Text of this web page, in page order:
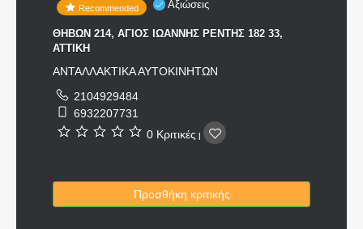
Recommended Αξιώσεις
ΘΗΒΩΝ 214, ΑΓΙΟΣ ΙΩΑΝΝΗΣ ΡΕΝΤΗΣ 182 33,
ΑΤΤΙΚΗ
ΑΝΤΑΛΛΑΚΤΙΚΑ ΑΥΤΟΚΙΝΗΤΩΝ
2104929484
6932207731
0 Κριτικές
Προσθήκη κριτικής